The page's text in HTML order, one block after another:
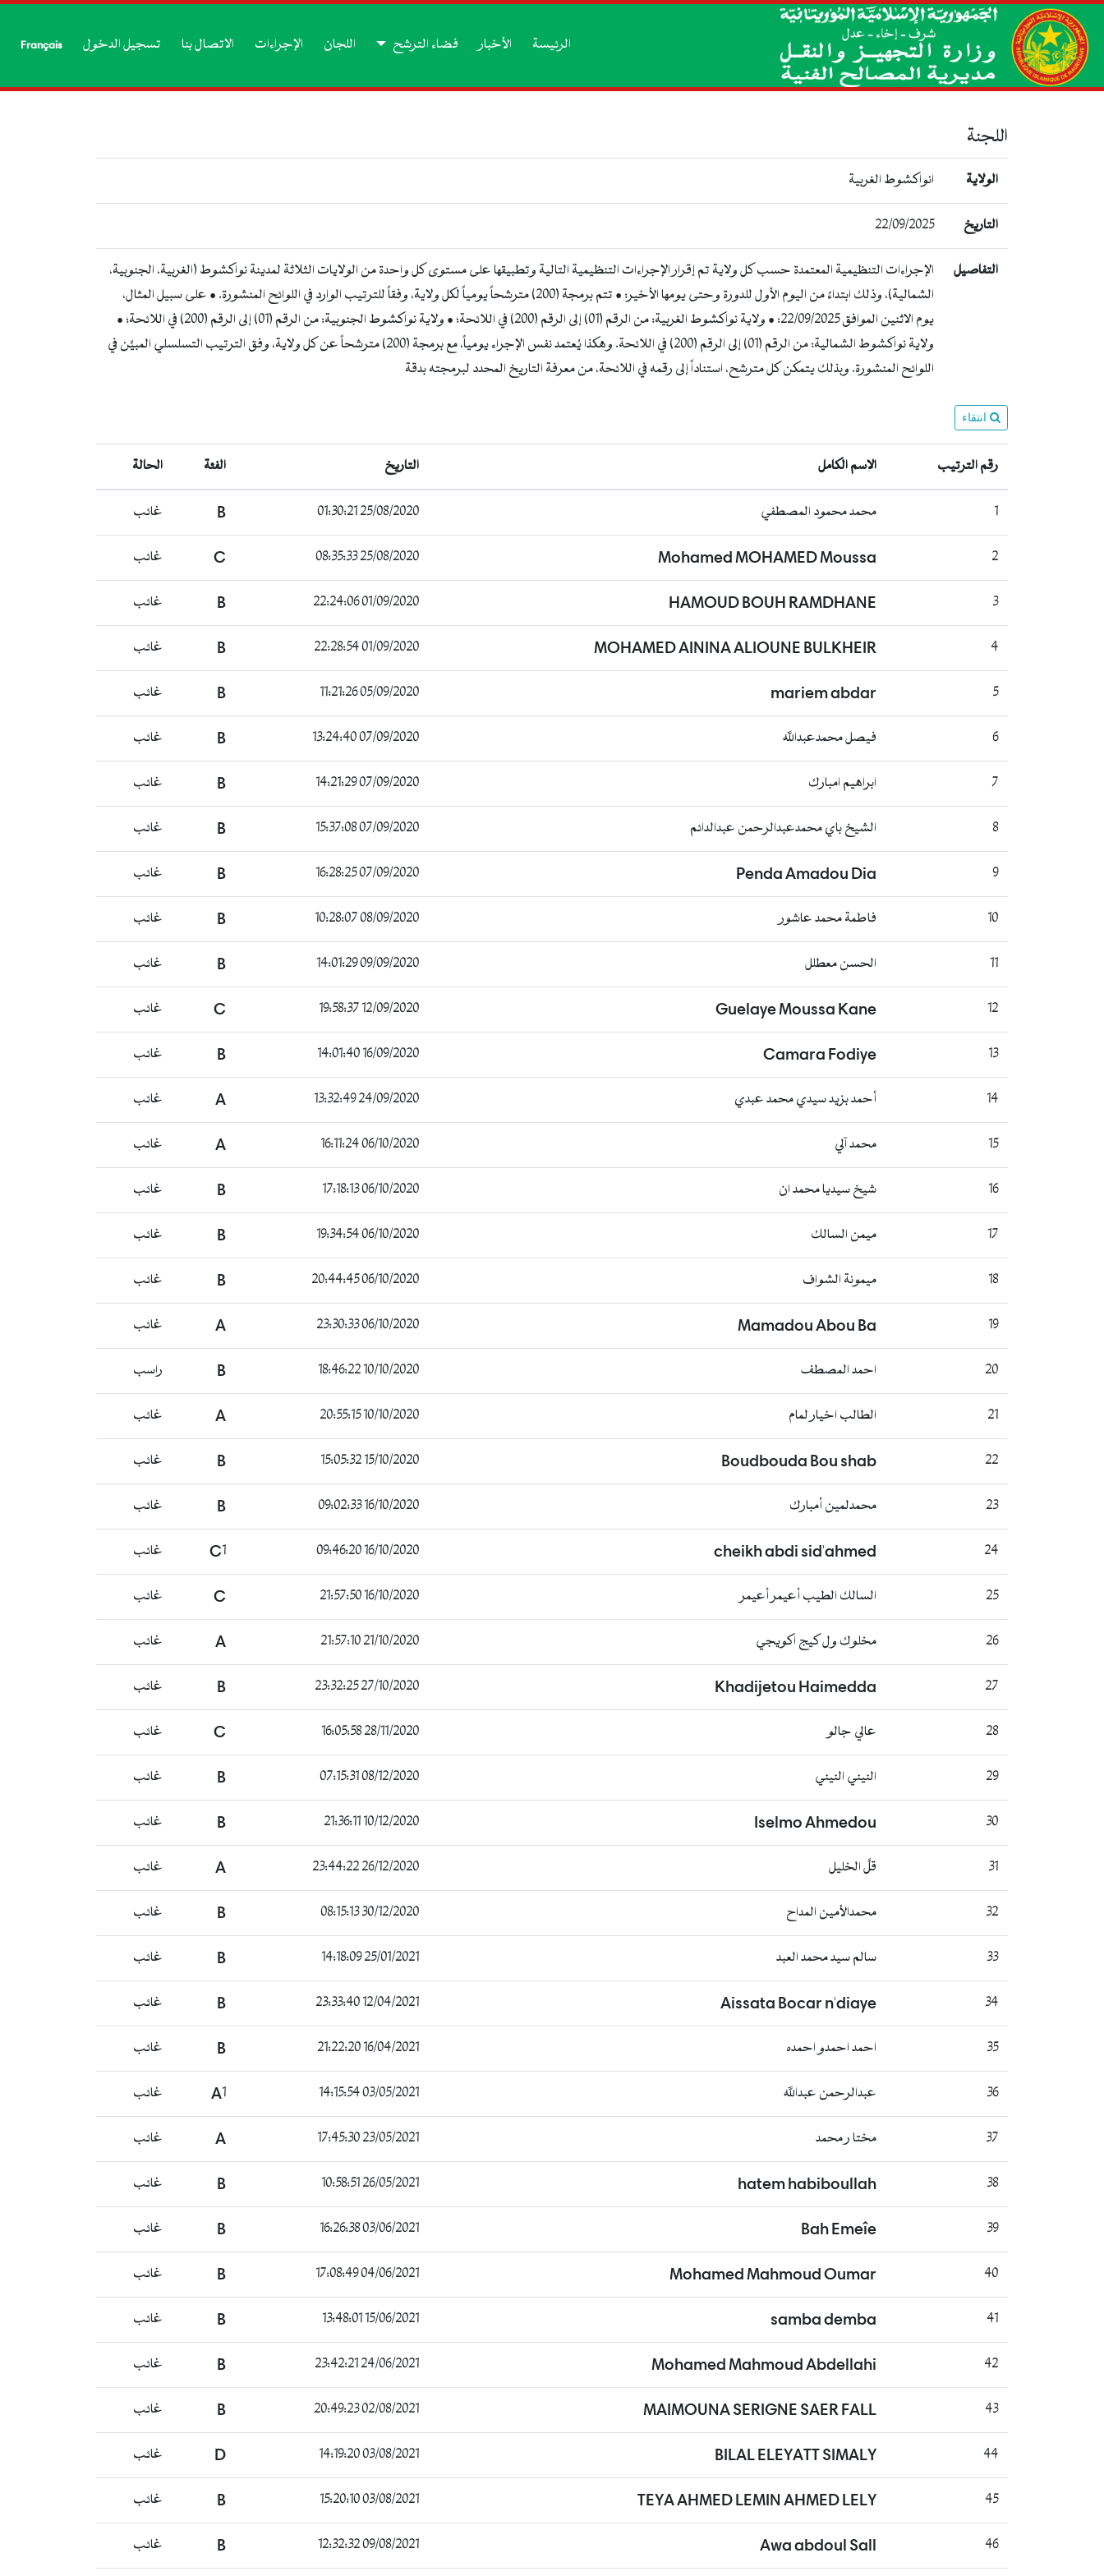
الرئيسة الأخبار فضاء الترشح اللجان الإجراءات الاتصال بنا تسجيل الدخول Français
اللجنة
الولاية انواكشوط الغربية
التاريخ 22/09/2025
التفاصيل
الإجراءات التنظيمية المعتمدة حسب كل ولاية تم إقرار الإجراءات التنظيمية التالية وتطبيقها على مستوى كل واحدة من الولايات الثلاثة لمدينة نواكشوط (الغربية، الجنوبية،
الشمالية)، وذلك ابتداءً من اليوم الأول للدورة وحتى يومها الأخير: • تتم برمجة (200) مترشحاً يومياً لكل ولاية، وفقاً للترتيب الوارد في اللوائح المنشورة. • على سبيل المثال،
يوم الاثنين الموافق 22/09/2025: • ولاية نواكشوط الغربية: من الرقم (01) إلى الرقم (200) في اللائحة؛ • ولاية نواكشوط الجنوبية: من الرقم (01) إلى الرقم (200) في اللائحة؛ •
ولاية نواكشوط الشمالية: من الرقم (01) إلى الرقم (200) في اللائحة. وهكذا يُعتمد نفس الإجراء يومياً، مع برمجة (200) مترشحاً عن كل ولاية، وفق الترتيب التسلسلي المبيَّن في
اللوائح المنشورة. وبذلك يتمكن كل مترشح، استناداً إلى رقمه في اللائحة، من معرفة التاريخ المحدد لبرمجته بدقة
انتقاء
رقم الترتيب الإسم الكامل التاريخ الفئة الحالة
1 محمد محمود المصطفي 25/08/2020 01:30:21
B غائب
2
Mohamed MOHAMED Moussa
25/08/2020 08:35:33
C غائب
3
HAMOUD BOUH RAMDHANE
01/09/2020 22:24:06
B غائب
4
MOHAMED AININA ALIOUNE BULKHEIR
01/09/2020 22:28:54
B غائب
5
mariem abdar
05/09/2020 11:21:26
B غائب
6 فيصل محمدعبدالله 07/09/2020 13:24:40
B غائب
7 ابراهيم امبارك 07/09/2020 14:21:29
B غائب
8 الشيخ باي محمدعبدالرحمن عبدالدائم 07/09/2020 15:37:08
B غائب
9
Penda Amadou Dia
07/09/2020 16:28:25
B غائب
10 فاطمة محمد عاشور 08/09/2020 10:28:07
B غائب
11 الحسن معطلل 09/09/2020 14:01:29
B غائب
12
Guelaye Moussa Kane
12/09/2020 19:58:37
C غائب
13
Camara Fodiye
16/09/2020 14:01:40
B غائب
14 أحمد بزيد سيدي محمد عبدي 24/09/2020 13:32:49
A غائب
15 محمد آلي 06/10/2020 16:11:24
A غائب
16 شيخ سيديا محمد ان 06/10/2020 17:18:13
B غائب
17 ميمن السالك 06/10/2020 19:34:54
B غائب
18 ميمونة الشواف 06/10/2020 20:44:45
B غائب
19
Mamadou Abou Ba
06/10/2020 23:30:33
A غائب
20 احمد المصطف 10/10/2020 18:46:22
B راسب
21 الطالب اخيار لمام 10/10/2020 20:55:15
A غائب
22
Boudbouda Bou shab
15/10/2020 15:05:32
B غائب
23 محمدلمين أمبارك 16/10/2020 09:02:33
B غائب
24
cheikh abdi sid'ahmed
16/10/2020 09:46:20
C1 غائب
25 السالك الطيب أعيمر أعيمر 16/10/2020 21:57:50
C غائب
26 مخلوك ول كيج اكويجي 21/10/2020 21:57:10
A غائب
27
Khadijetou Haimedda
27/10/2020 23:32:25
B غائب
28 عالي جالو 28/11/2020 16:05:58
C غائب
29 النيني النيني 08/12/2020 07:15:31
B غائب
30
Iselmo Ahmedou
10/12/2020 21:36:11
B غائب
31 قلَّ الخليل 26/12/2020 23:44:22
A غائب
32 محمدالأمين المداح 30/12/2020 08:15:13
B غائب
33 سالم سيد محمد العبد 25/01/2021 14:18:09
B غائب
34
Aissata Bocar n'diaye
12/04/2021 23:33:40
B غائب
35 احمد احمدو احمده 16/04/2021 21:22:20
B غائب
36 عبدالرحمن عبدالله 03/05/2021 14:15:54
A1 غائب
37 مختا ر محمد 23/05/2021 17:45:30
A غائب
38
hatem habiboullah
26/05/2021 10:58:51
B غائب
39
Bah Emeîe
03/06/2021 16:26:38
B غائب
40
Mohamed Mahmoud Oumar
04/06/2021 17:08:49
B غائب
41
samba demba
15/06/2021 13:48:01
B غائب
42
Mohamed Mahmoud Abdellahi
24/06/2021 23:42:21
B غائب
43
MAIMOUNA SERIGNE SAER FALL
02/08/2021 20:49:23
B غائب
44
BILAL ELEYATT SIMALY
03/08/2021 14:19:20
D غائب
45
TEYA AHMED LEMIN AHMED LELY
03/08/2021 15:20:10
B غائب
46
Awa abdoul Sall
09/08/2021 12:32:32
B غائب